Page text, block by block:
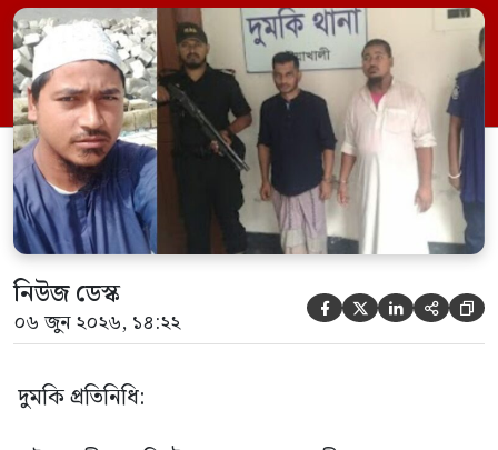
ভিত্তিতে অভিযান চালিয়ে মাদক চক্রের আরও
এক সদস্যকে আটক করা হয়। র‍্যাব ও পুলিশ
সূত্রে জানা গেছে, শুক্রবার গোপন সংবাদের
ভিত্তিতে র‍্যাব-৮, সিপিসি-১ পটুয়াখালী ক্যাম্পের
[…]
নিউজ ডেস্ক
০৬ জুন ২০২৬, ১৪:২২     
দুমকি প্রতিনিধি: